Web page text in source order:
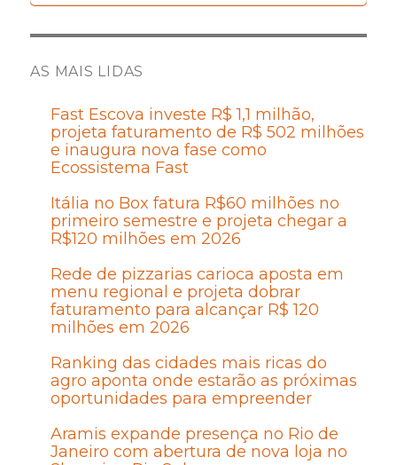
AS MAIS LIDAS
Fast Escova investe R$ 1,1 milhão,
projeta faturamento de R$ 502 milhões
e inaugura nova fase como
Ecossistema Fast
Itália no Box fatura R$60 milhões no
primeiro semestre e projeta chegar a
R$120 milhões em 2026
Rede de pizzarias carioca aposta em
menu regional e projeta dobrar
faturamento para alcançar R$ 120
milhões em 2026
Ranking das cidades mais ricas do
agro aponta onde estarão as próximas
oportunidades para empreender
Aramis expande presença no Rio de
Janeiro com abertura de nova loja no